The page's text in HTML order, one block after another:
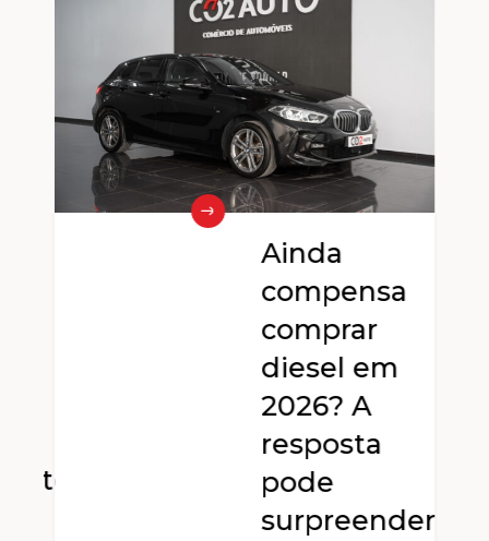
Ainda
compensa
comprar
diesel em
2026? A
resposta
pode
surpreender